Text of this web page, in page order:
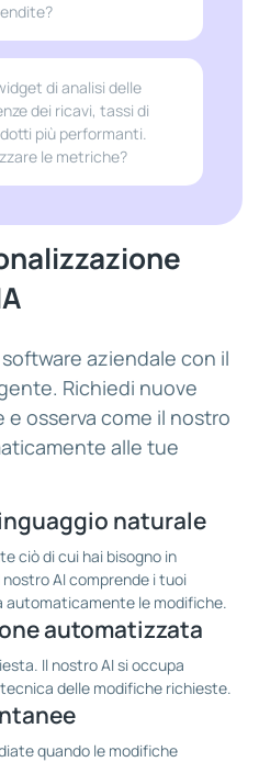
di analisi delle
dei ricavi, tassi di
più performanti.
le metriche?
aziendale con il
Richiedi nuove
osserva come il nostro
alle tue
naturale
ciò di cui hai bisogno in
AI comprende i tuoi
automaticamente le modifiche.
automatizzata
Il nostro AI si occupa
delle modifiche richieste.
quando le modifiche